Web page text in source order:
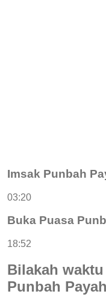
Imsak Punbah
03:20
Buka Puasa
18:52
Bilakah
Punbah